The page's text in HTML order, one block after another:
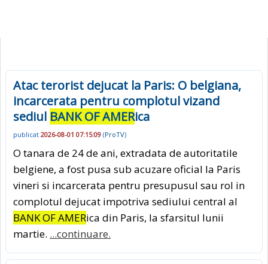
Atac terorist dejucat la Paris: O belgiana,
incarcerata pentru complotul vizand
sediul BANK OF AMERica
publicat 2026-08-01 07:15:09 (ProTV)
O tanara de 24 de ani, extradata de autoritatile
belgiene, a fost pusa sub acuzare oficial la Paris
vineri si incarcerata pentru presupusul sau rol in
complotul dejucat impotriva sediului central al
BANK OF AMERica din Paris, la sfarsitul lunii
martie. ...continuare.